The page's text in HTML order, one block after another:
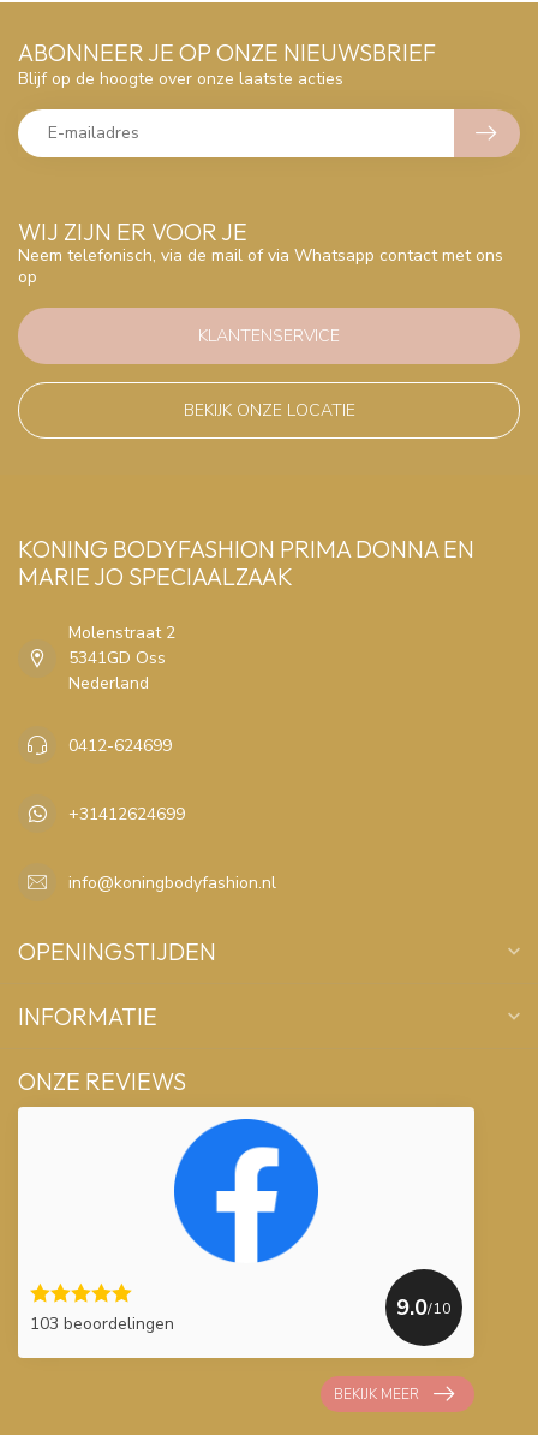
WIJ ZIJN ER VOOR JE
Neem telefonisch, via de mail of via Whatsapp contact met ons
op
KLANTENSERVICE
BEKIJK ONZE LOCATIE
ABONNEER JE OP ONZE NIEUWSBRIEF
Blijf op de hoogte over onze laatste acties
KONING BODYFASHION PRIMA DONNA EN
MARIE JO SPECIAALZAAK
Molenstraat 2
5341GD Oss
Nederland
0412-624699
+31412624699
info@koningbodyfashion.nl
OPENINGSTIJDEN
INFORMATIE
ONZE REVIEWS
103 beoordelingen
9.0/10
BEKIJK MEER